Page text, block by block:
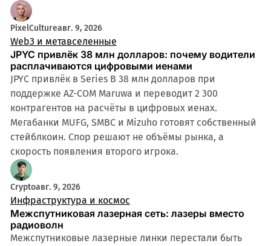
PixelCultureавг. 9, 2026
Web3 и метавселенные
JPYC привлёк 38 млн долларов: почему водители
расплачиваются цифровыми иенами
JPYC привлёк в Series B 38 млн долларов при
поддержке AZ-COM Maruwa и переводит 2 300
контрагентов на расчёты в цифровых иенах.
Мегабанки MUFG, SMBC и Mizuho готовят собственный
стейблкоин. Спор решают не объёмы рынка, а
скорость появления второго игрока.
Cryptoавг. 9, 2026
Инфраструктура и космос
Межспутниковая лазерная сеть: лазеры вместо
радиоволн
Межспутниковые лазерные линки перестали быть